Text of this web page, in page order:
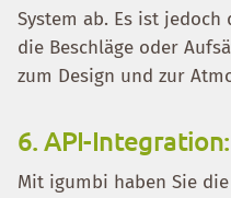
System ab. Es ist jedoch
die Beschläge oder
zum Design und zur
6. API-Integration:
Mit igumbi haben Sie